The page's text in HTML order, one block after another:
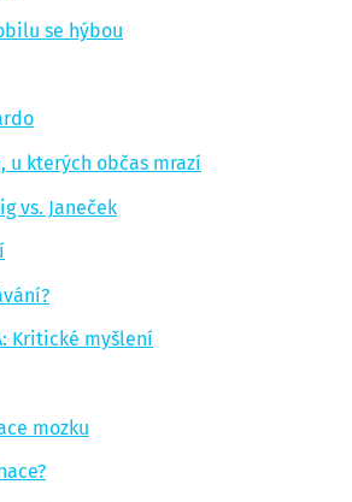
se hýbou
kterých občas mrazí
vs. Janeček
Kritické myšlení
mozku